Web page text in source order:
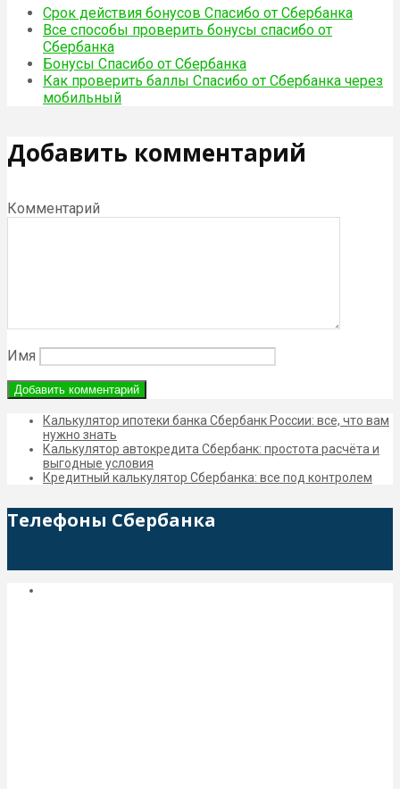
Срок действия бонусов Спасибо от Сбербанка
Все способы проверить бонусы спасибо от
Сбербанка
Бонусы Спасибо от Сбербанка
Как проверить баллы Спасибо от Сбербанка через
мобильный
Добавить комментарий
Комментарий
Имя
Калькулятор ипотеки банка Сбербанк России: все, что вам
нужно знать
Калькулятор автокредита Сбербанк: простота расчёта и
выгодные условия
Кредитный калькулятор Сбербанка: все под контролем
Телефоны Сбербанка